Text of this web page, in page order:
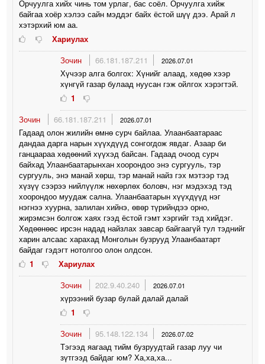
Орчуулга хийх чинь том урлаг, бас соёл. Орчуулга хийж
байгаа хоёр хэлээ сайн мэддэг байх ёстой шүү дээ. Арай л
хэтэрхий юм аа.
Хариулах
Зочин
66.181.187.211 2026.07.01
Хүчээр алга болгох: Хүнийг алаад, хөдөө хээр
хүнгүй газар булаад нуусан гэж ойлгох хэрэгтэй.
1
Зочин
66.181.187.211 2026.07.01
Гадаад олон жилийн өмнө сурч байлаа. Улаанбаатараас
дандаа дарга нарын хүүхдүүд сонгогдож явдаг. Азаар би
ганцаараа хөдөөний хүүхэд байсан. Гадаад очоод сурч
байхад Улаанбаатарынхан хоорондоо энэ сургууль, тэр
сургууль, энэ манай хөрш, тэр манай найз гэх мэтээр тэд
хүзүү сээрээ нийлүүлж нөхөрлөх боловч, нэг мэдэхэд тэд
хоорондоо муудаж сална. Улаанбаатарын хүүхдүүд нэг
нэгнээ хуурна, залилан хийнэ, өвөр түрийндээ орно,
жирэмсэн болгож хаях гээд ёстой гэмт хэргийг тэд хийдэг.
Хөдөөнөөс ирсэн надад найзлах завсар байгаагүй тул тэднийг
харин алсаас харахад Монголын бузрууд Улаанбаатарт
байдаг гэдэгт нотолгоо олон олдсон.
1
Хариулах
Зочин
202.9.40.240 2026.07.01
хүрээний бузар булай далай далай
1
Зочин
95.148.122.134 2026.07.02
Тэгээд яагаад тийм бузруудтай газар луу чи
зүтгээд байдаг юм? Ха,ха,ха...